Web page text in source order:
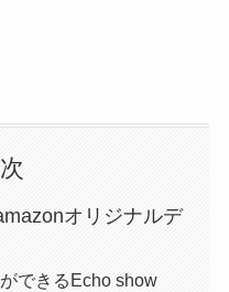
オリジナルデ
できるEcho show